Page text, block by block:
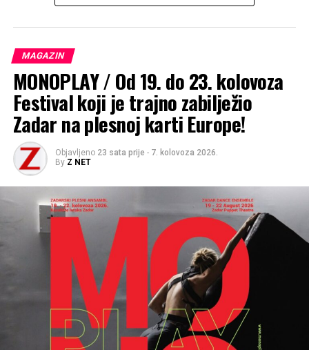
MAGAZIN
MONOPLAY / Od 19. do 23. kolovoza
Festival koji je trajno zabilježio
Zadar na plesnoj karti Europe!
Objavljeno 23 sata prije - 7. kolovoza 2026.
By Z NET